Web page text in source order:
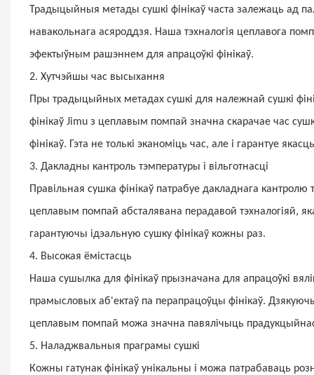
Традыцыйныя метады сушкі фінікаў часта залежаць ад
навакольнага асяроддзя. Наша тэхналогія цеплавога
эфектыўным рашэннем для апрацоўкі фінікаў.
2. Хутчэйшы час высыхання
Пры традыцыйных метадах сушкі для належнай сушкі
фінікаў Jimu з цеплавым помпай значна скарачае час
фінікаў. Гэта не толькі эканоміць час, але і гарантуе
3. Дакладны кантроль тэмпературы і вільготнасці
Правільная сушка фінікаў патрабуе дакладнага
цеплавым помпай абсталявана перадавой тэхналогіяй,
гарантуючы ідэальную сушку фінікаў кожны раз.
4. Высокая ёмістасць
Наша сушылка для фінікаў прызначана для апрацоўкі
прамысловых аб'ектаў па перапрацоўцы фінікаў.
цеплавым помпай можа значна павялічыць
5. Наладжвальныя праграмы сушкі
Кожны гатунак фінікаў унікальны і можа патрабаваць